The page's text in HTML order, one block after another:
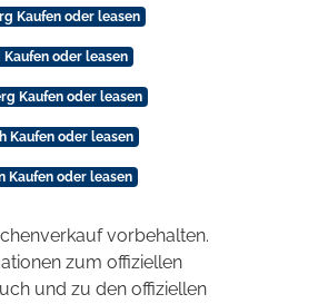
Kaufen oder leasen
Kaufen oder leasen
Kaufen oder leasen
Kaufen oder leasen
Kaufen oder leasen
vorbehalten.
zum offiziellen
und zu den offiziellen